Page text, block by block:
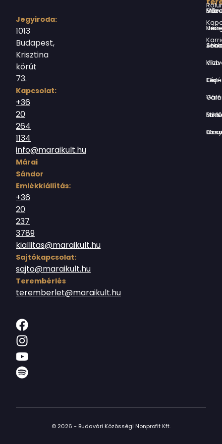
Jegyiroda:
1013
Budapest,
Krisztina
körút
73.
Kapcsolat:
+36
20
264
1134
info@maraikult.hu
Márai
Sándor
Emlékkiállítás:
+36
20
237
3789
kiallitas@maraikult.hu
Sajtókapcsolat:
sajto@maraikult.hu
Terembérlés
teremberlet@maraikult.hu
Márai Sándor Művelődési Ház
Virág Benedek Ház
Jókai Anna
Vízivárosi Klub
Tér-Kép
Várnegyed
Borsos
Országház
© 2026 - Budavári Közösségi Nonprofit Kft.